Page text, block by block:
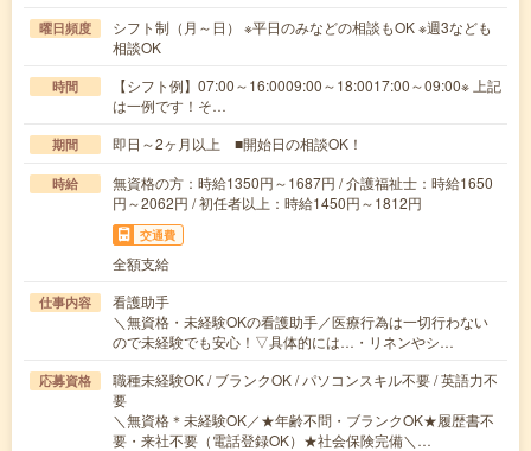
曜日頻度
シフト制（月～日） ※平日のみなどの相談もOK ※週3なども
相談OK
時間
【シフト例】07:00～16:0009:00～18:0017:00～09:00※ 上記
は一例です！そ…
期間 即日～2ヶ月以上 ■開始日の相談OK！
時給
無資格の方：時給1350円～1687円 / 介護福祉士：時給1650
円～2062円 / 初任者以上：時給1450円～1812円
交通費
全額支給
仕事内容
看護助手
＼無資格・未経験OKの看護助手／医療行為は一切行わない
ので未経験でも安心！▽具体的には…・リネンやシ…
応募資格
職種未経験OK / ブランクOK / パソコンスキル不要 / 英語力不
要
＼無資格＊未経験OK／★年齢不問・ブランクOK★履歴書不
要・来社不要（電話登録OK）★社会保険完備＼…